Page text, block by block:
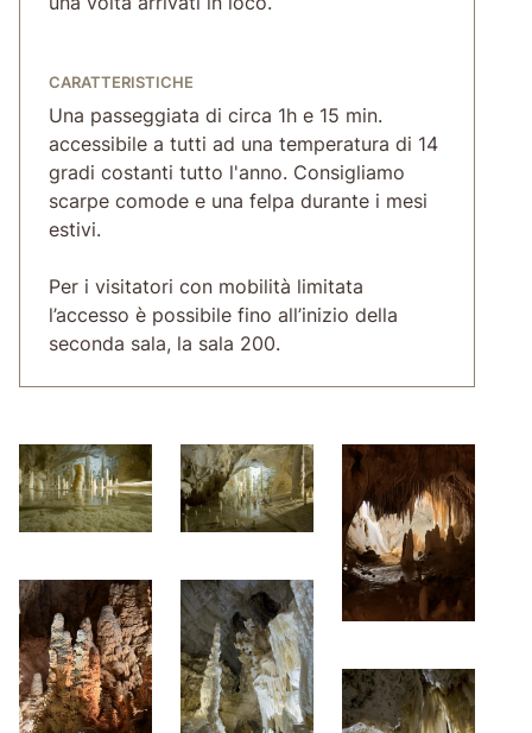
CARATTERISTICHE
Una passeggiata di circa 1h e 15 min.
accessibile a tutti ad una temperatura di 14
gradi costanti tutto l'anno. Consigliamo
scarpe comode e una felpa durante i mesi
estivi.
Per i visitatori con mobilità limitata
l’accesso è possibile fino all’inizio della
seconda sala, la sala 200.